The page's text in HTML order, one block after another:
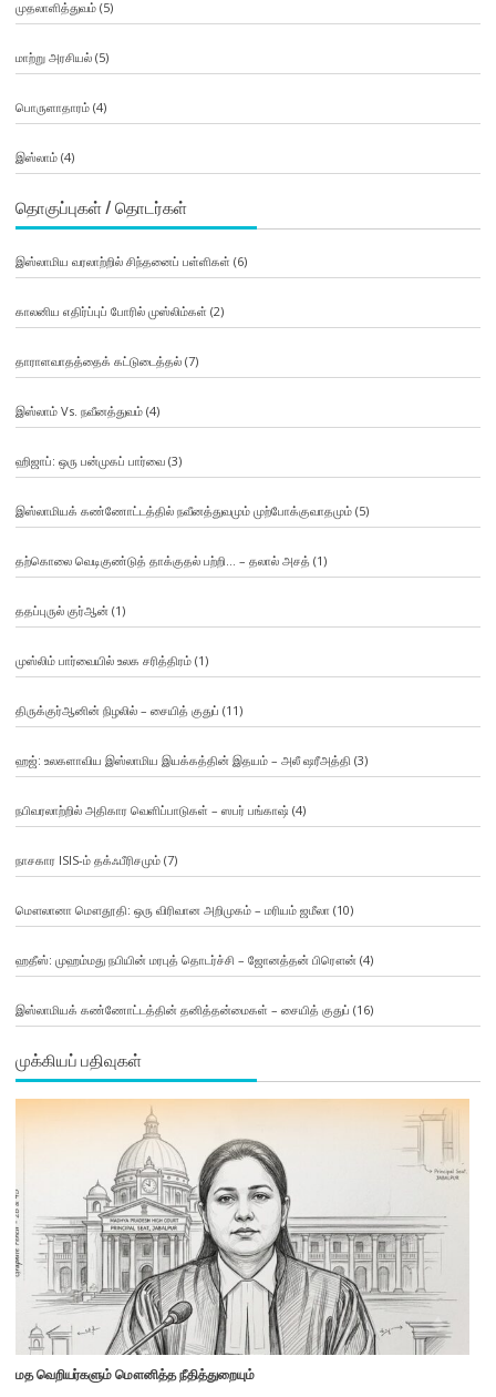
முதலாளித்துவம்(5)
மாற்று அரசியல்(5)
பொருளாதாரம்(4)
இஸ்லாம்(4)
தொகுப்புகள் / தொடர்கள்
இஸ்லாமிய வரலாற்றில் சிந்தனைப் பள்ளிகள் (6)
காலனிய எதிர்ப்புப் போரில் முஸ்லிம்கள் (2)
தாராளவாதத்தைக் கட்டுடைத்தல்(7)
இஸ்லாம் Vs. நவீனத்துவம்(4)
ஹிஜாப்: ஒரு பன்முகப் பார்வை(3)
இஸ்லாமியக் கண்ணோட்டத்தில் நவீனத்துவமும் முற்போக்குவாதமும்(5)
தற்கொலை வெடிகுண்டுத் தாக்குதல் பற்றி… – தலால் அசத் (1)
ததப்புருல் குர்ஆன் (1)
முஸ்லிம் பார்வையில் உலக சரித்திரம்(1)
திருக்குர்ஆனின் நிழலில் – சையித் குதுப் (11)
ஹஜ்: உலகளாவிய இஸ்லாமிய இயக்கத்தின் இதயம் – அலீ ஷரீஅத்தி (3)
நபிவரலாற்றில் அதிகார வெளிப்பாடுகள் – ஸபர் பங்காஷ் (4)
நாசகார ISIS-ம் தக்ஃபீரிசமும்(7)
மௌலானா மௌதூதி: ஒரு விரிவான அறிமுகம் – மரியம் ஜமீலா (10)
ஹதீஸ்: முஹம்மது நபியின் மரபுத் தொடர்ச்சி – ஜோனத்தன் பிரௌன் (4)
இஸ்லாமியக் கண்ணோட்டத்தின் தனித்தன்மைகள் – சையித் குதுப் (16)
முக்கியப் பதிவுகள்
மத வெறியர்களும் மௌனித்த நீதித்துறையும்